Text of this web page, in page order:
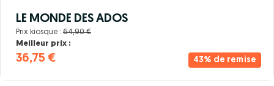
43% de remise
LE MONDE DES ADOS
Prix kiosque : 64,90 €
Meilleur prix :
36,75 €